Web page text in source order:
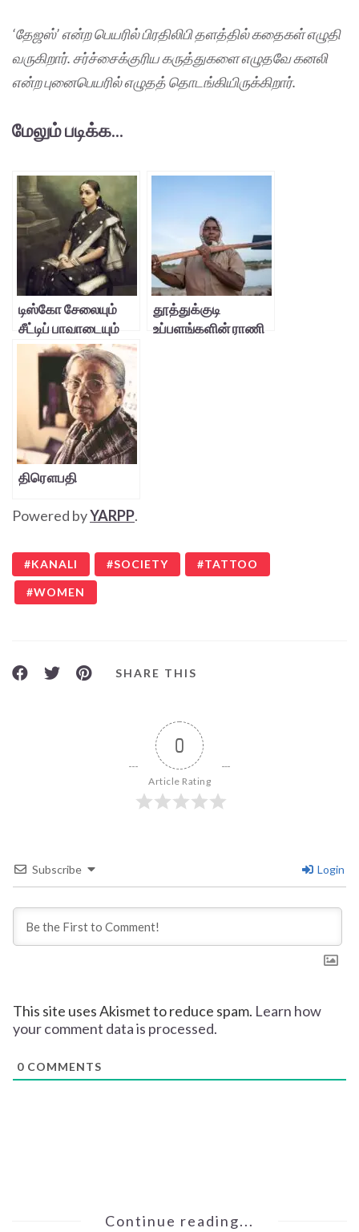
‘தேஜஸ்’ என்ற பெயரில் பிரதிலிபி தளத்தில் கதைகள் எழுதி
வருகிறார். சர்ச்சைக்குரிய கருத்துகளை எழுதவே கனலி
என்ற புனைபெயரில் எழுதத் தொடங்கியிருக்கிறார்.
மேலும் படிக்க...
டிஸ்கோ சேலையும்
சீட்டிப் பாவாடையும்
தூத்துக்குடி
உப்பளங்களின் ராணி
திரௌபதி
Powered byYARPP.
KANALI SOCIETY TATTOO
WOMEN
SHARE THIS
0
Article Rating
Subscribe Login
This site uses Akismet to reduce spam. Learn how
your comment data is processed.
0 COMMENTS
Continue reading...